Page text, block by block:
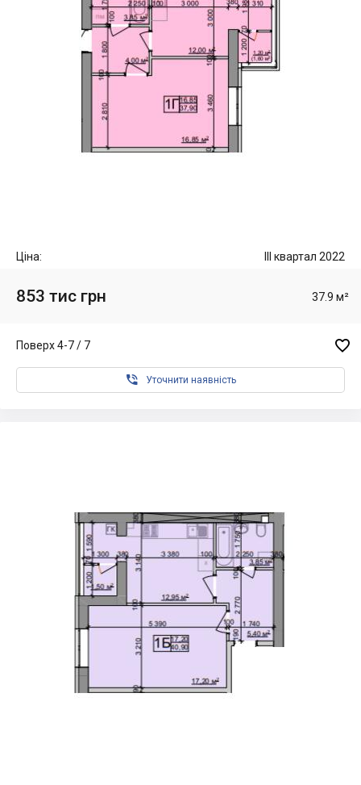
Ціна: III квартал 2022
853 тис грн 37.9 м²
Поверх 4-7 / 7 
 Уточнити наявність